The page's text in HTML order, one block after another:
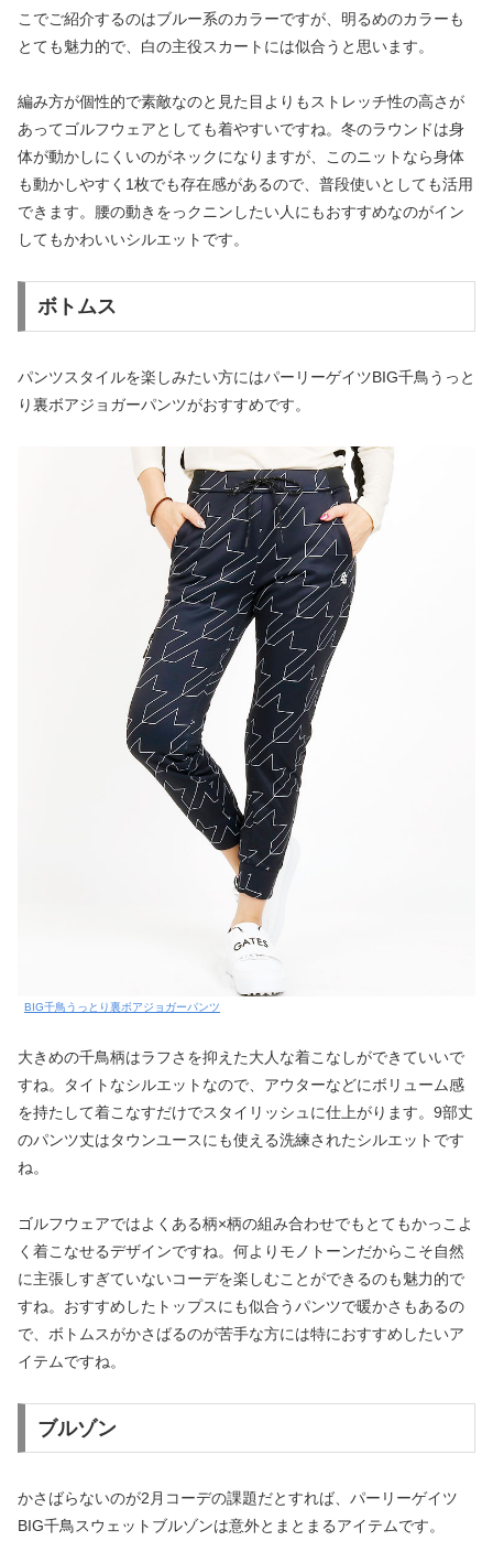
こでご紹介するのはブルー系のカラーですが、明るめのカラーも
とても魅力的で、白の主役スカートには似合うと思います。
編み方が個性的で素敵なのと見た目よりもストレッチ性の高さが
あってゴルフウェアとしても着やすいですね。冬のラウンドは身
体が動かしにくいのがネックになりますが、このニットなら身体
も動かしやすく1枚でも存在感があるので、普段使いとしても活用
できます。腰の動きをっクニンしたい人にもおすすめなのがイン
してもかわいいシルエットです。
ボトムス
パンツスタイルを楽しみたい方にはパーリーゲイツBIG千鳥うっと
り裏ボアジョガーパンツがおすすめです。
BIG千鳥うっとり裏ボアジョガーパンツ
大きめの千鳥柄はラフさを抑えた大人な着こなしができていいで
すね。タイトなシルエットなので、アウターなどにボリューム感
を持たして着こなすだけでスタイリッシュに仕上がります。9部丈
のパンツ丈はタウンユースにも使える洗練されたシルエットです
ね。
ゴルフウェアではよくある柄×柄の組み合わせでもとてもかっこよ
く着こなせるデザインですね。何よりモノトーンだからこそ自然
に主張しすぎていないコーデを楽しむことができるのも魅力的で
すね。おすすめしたトップスにも似合うパンツで暖かさもあるの
で、ボトムスがかさばるのが苦手な方には特におすすめしたいア
イテムですね。
ブルゾン
かさばらないのが2月コーデの課題だとすれば、パーリーゲイツ
BIG千鳥スウェットブルゾンは意外とまとまるアイテムです。